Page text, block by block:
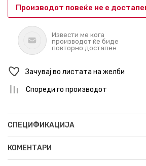
Производот повеќе не е
Извести ме кога
производот ќе биде
повторно достапен
Зачувај во листата на желби
Спореди го производот
СПЕЦИФИКАЦИЈА
КОМЕНТАРИ